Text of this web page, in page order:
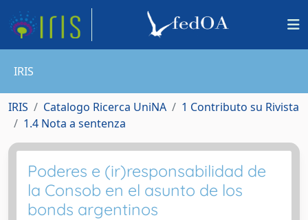
IRIS
IRIS Catalogo Ricerca UniNA
1 Contributo su Rivista
1.4 Nota a sentenza
Poderes e (ir)responsabilidad de
la Consob en el asunto de los
bonds argentinos